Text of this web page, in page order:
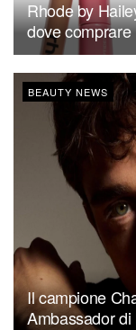
Rhode by
dove comprare
BEAUTY NEWS
Il campione
Ambassador di